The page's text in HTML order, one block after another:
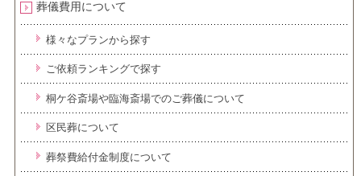
葬儀費用について
様々なプランから探す
ご依頼ランキングで探す
桐ケ谷斎場や臨海斎場でのご葬儀について
区民葬について
葬祭費給付金制度について